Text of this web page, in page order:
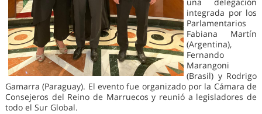
una delegación
integrada por los
Parlamentarios
Fabiana Martín
(Argentina),
Fernando
Marangoni
(Brasil) y Rodrigo
Gamarra (Paraguay). El evento fue organizado por la Cámara de
Consejeros del Reino de Marruecos y reunió a legisladores de
todo el Sur Global.